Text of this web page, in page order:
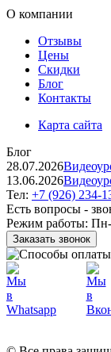
О компании
Отзывы
Цены
Скидки
Блог
Контакты
Карта сайта
Блог
28.07.2026
13.06.2026
Тел: +7 (926) 234-
Есть вопросы -
Режим работы: Пн-
Заказать звонок